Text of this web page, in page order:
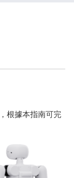
根據本指南可完